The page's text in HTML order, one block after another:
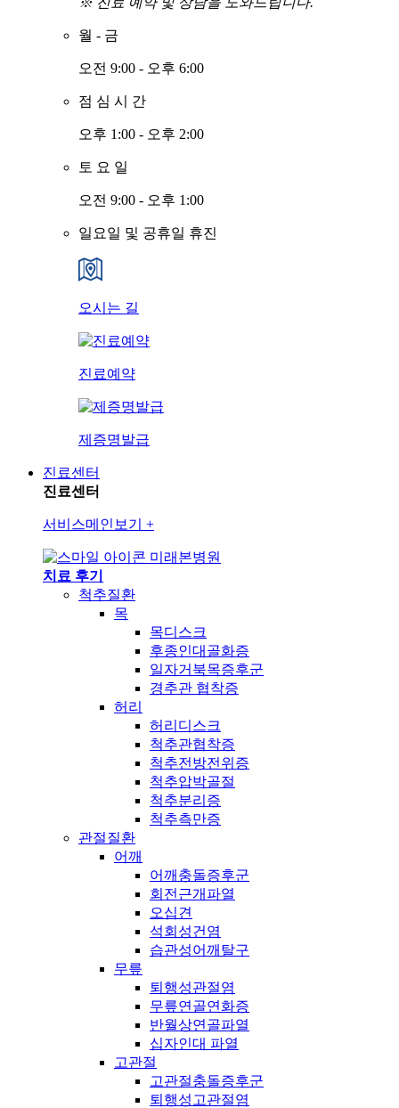
월 - 금
오전 9:00 - 오후 6:00
점 심 시 간
오후 1:00 - 오후 2:00
토 요 일
오전 9:00 - 오후 1:00
일요일 및 공휴일 휴진
오시는 길
진료예약
제증명발급
진료센터
진료센터
서비스메인보기 +
미래본병원
치료 후기
척추질환
목
목디스크
후종인대골화증
일자거북목증후군
경추관 협착증
허리
허리디스크
척추관협착증
척추전방전위증
척추압박골절
척추분리증
척추측만증
관절질환
어깨
어깨충돌증후군
회전근개파열
오십견
석회성건염
습관성어깨탈구
무릎
퇴행성관절염
무릎연골연화증
반월상연골파열
십자인대 파열
고관절
고관절충돌증후군
퇴행성고관절염